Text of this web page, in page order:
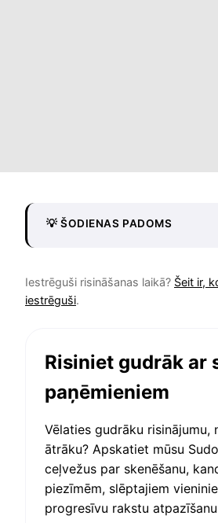
💡 ŠODIENAS PADOMS
Iestrēguši risināšanas laikā? Šeit ir,
iestrēguši.
Risiniet gudrāk ar
paņēmieniem
Vēlaties gudrāku risinājumu,
ātrāku? Apskatiet mūsu
ceļvežus par skenēšanu,
piezīmēm, slēptajiem
progresīvu rakstu